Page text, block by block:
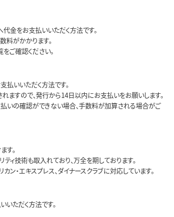
金をお支払いいただく方法です。
料がかかります。
ご確認ください。
いいただく方法です。
ますので、発行から14日以内にお支払いをお願いします。
いの確認ができない場合、手数料が加算される場合がご
す。
ィ技術も取入れており、万全を期しております。
カン・エキスプレス、ダイナースクラブに対応しています。
ただく方法です。